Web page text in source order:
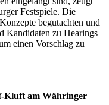
Festspiele. Die
begutachten und
Kandidaten zu Hearings
einen Vorschlag zu
Kluft am Währinger